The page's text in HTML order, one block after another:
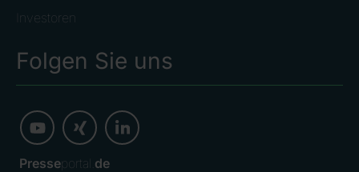
Investoren
Folgen Sie uns
Presseportal. de